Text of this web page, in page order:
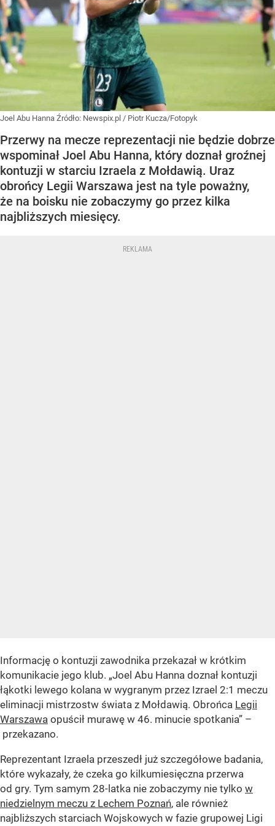
Joel Abu Hanna Źródło: Newspix.pl / Piotr Kucza/Fotopyk
Przerwy na mecze reprezentacji nie będzie dobrze
wspominał Joel Abu Hanna, który doznał groźnej
kontuzji w starciu Izraela z Mołdawią. Uraz
obrońcy Legii Warszawa jest na tyle poważny,
że na boisku nie zobaczymy go przez kilka
najbliższych miesięcy.
Informację o kontuzji zawodnika przekazał w krótkim
komunikacie jego klub. „Joel Abu Hanna doznał kontuzji
łąkotki lewego kolana w wygranym przez Izrael 2:1 meczu
eliminacji mistrzostw świata z Mołdawią. Obrońca Legii
Warszawa opuścił murawę w 46. minucie spotkania” –
przekazano.
Reprezentant Izraela przeszedł już szczegółowe badania,
które wykazały, że czeka go kilkumiesięczna przerwa
od gry. Tym samym 28-latka nie zobaczymy nie tylko w
niedzielnym meczu z Lechem Poznań, ale również
najbliższych starciach Wojskowych w fazie grupowej Ligi